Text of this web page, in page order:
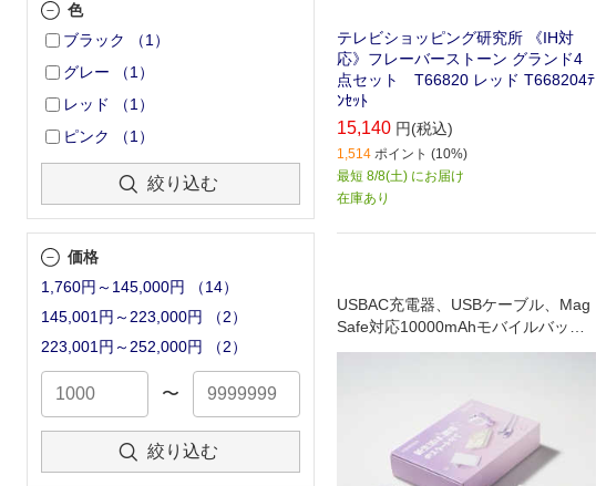
色
ブラック
（1 ）
グレー
（1 ）
レッド
（1 ）
ピンク
（1 ）
絞り込む
価格
1,760円～145,000円
（14）
145,001円～223,000円
（2）
223,001円～252,000円
（2）
〜
絞り込む
テレビショッピング研究所 《IH対
応》フレーバーストーン グランド4
点セット T66820 レッド T668204ﾃ
ﾝｾｯﾄ
15,140 円(税込)
1,514 ポイント (10%)
最短 8/8(土) にお届け
在庫あり
USBAC充電器、USBケーブル、Mag
Safe対応10000mAhモバイルバッテ
リー、スマートフォンスタンドを詰